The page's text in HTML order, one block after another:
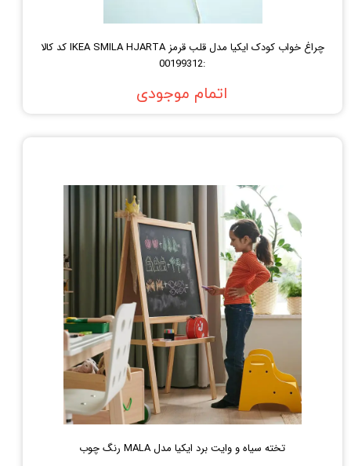
چراغ خواب کودک ایکیا مدل قلب قرمز IKEA SMILA HJARTA کد کالا
:00199312
اتمام موجودی
تخته سیاه و وایت برد ایکیا مدل MALA رنگ چوب